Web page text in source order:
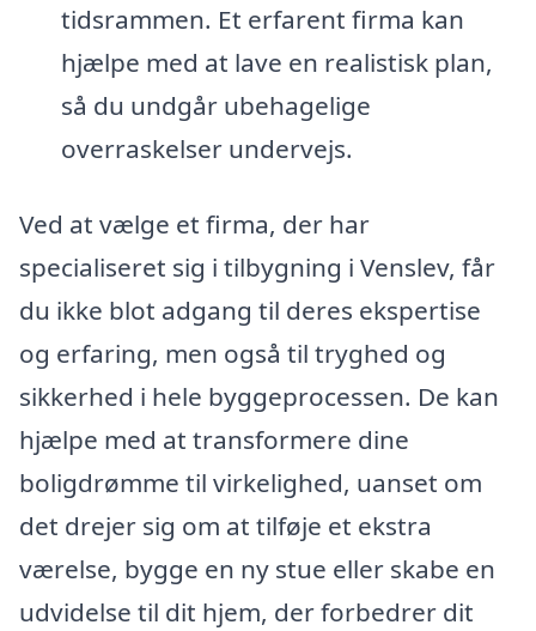
tidsrammen. Et erfarent firma kan
hjælpe med at lave en realistisk plan,
så du undgår ubehagelige
overraskelser undervejs.
Ved at vælge et firma, der har
specialiseret sig i tilbygning i Venslev, får
du ikke blot adgang til deres ekspertise
og erfaring, men også til tryghed og
sikkerhed i hele byggeprocessen. De kan
hjælpe med at transformere dine
boligdrømme til virkelighed, uanset om
det drejer sig om at tilføje et ekstra
værelse, bygge en ny stue eller skabe en
udvidelse til dit hjem, der forbedrer dit